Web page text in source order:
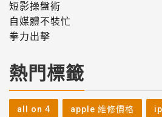
短影操盤術
自媒體不裝忙
拳力出擊
熱門標籤
all on 4 apple 維修價格